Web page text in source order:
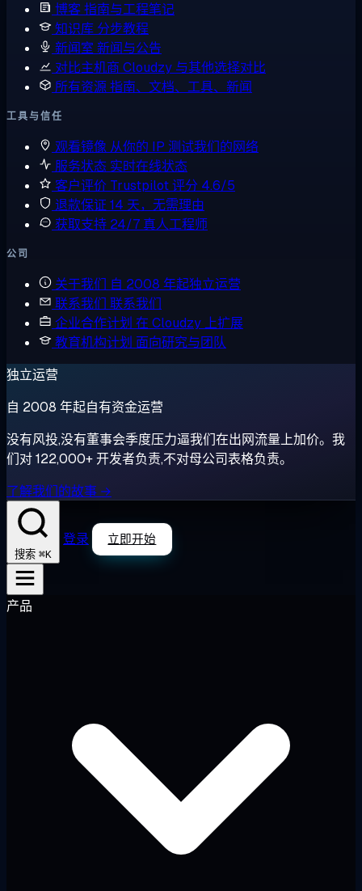
博客指南与工程笔记
知识库 分步教程
新闻室 新闻与公告
对比主机商 Cloudzy 与其他选择对比
所有资源指南、文档、工具、新闻
工具与信任
观看镜像 从你的 IP 测试我们的网络
服务状态 实时在线状态
客户评价 Trustpilot 评分 4.6/5
退款保证 14 天，无需理由
获取支持 24/7 真人工程师
公司
关于我们 自 2008 年起独立运营
联系我们 联系我们
企业合作计划 在 Cloudzy 上扩展
教育机构计划 面向研究与团队
独立运营
自 2008 年起自有资金运营
没有风投,没有董事会季度压力逼我们在出网流量上加价。我
们对 122,000+ 开发者负责,不对母公司表格负责。
了解我们的故事 →
搜索 ⌘K
登录 立即开始
产品